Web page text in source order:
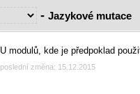
- Jazykové mutace
U modulů, kde je předpoklad
poslední změna: 15.12.2015